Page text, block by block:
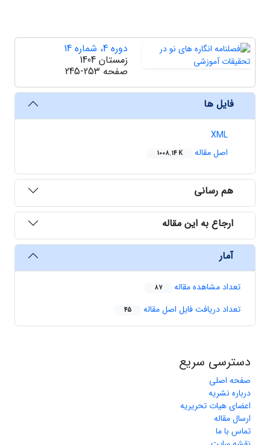
دوره 4، شماره 14
زمستان 1404
صفحه 245-253
فایل ها
XML
اصل مقاله
1008.14 K
هم رسانی
ارجاع به این مقاله
آمار
تعداد مشاهده مقاله 87
تعداد دریافت فایل اصل مقاله 45
دسترسی سریع
صفحه اصلی
درباره نشریه
اعضای هیات تحریریه
ارسال مقاله
تماس با ما